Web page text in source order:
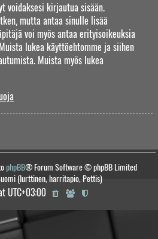
voidaksesi kirjautua sisään.
mutta antaa sinulle lisää
voi myös antaa erityisoikeuksia
lukea käyttöehtomme ja siihen
Muista myös lukea
phpBB® Forum Software © phpBB Limited
(lurttinen, harritapio, Pettis)
UTC+03:00